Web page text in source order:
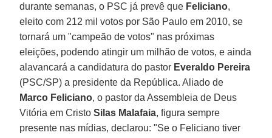
durante semanas, o PSC já prevê que Feliciano,
eleito com 212 mil votos por São Paulo em 2010, se
tornará um "campeão de votos" nas próximas
eleições, podendo atingir um milhão de votos, e ainda
alavancará a candidatura do pastor Everaldo Pereira
(PSC/SP) a presidente da República. Aliado de
Marco Feliciano, o pastor da Assembleia de Deus
Vitória em CristoSilas Malafaia, figura sempre
presente nas mídias, declarou: "Se o Feliciano tiver